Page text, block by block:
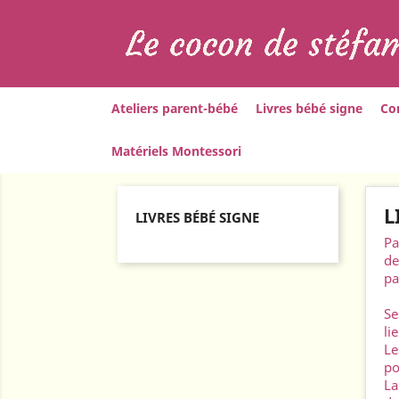
Ateliers parent-bébé Livres bébé signe
Matériels Montessori
LIVRES BÉBÉ SIGNE